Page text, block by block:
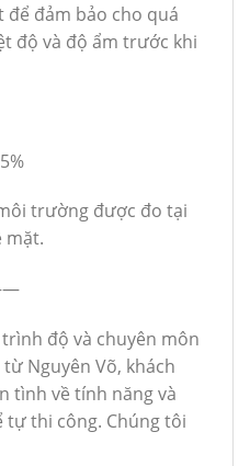
đảm bảo cho quá
độ và độ ẩm trước khi
trường được đo tại
mặt.
độ và chuyên môn
Nguyên Võ, khách
tình về tính năng và
thi công. Chúng tôi